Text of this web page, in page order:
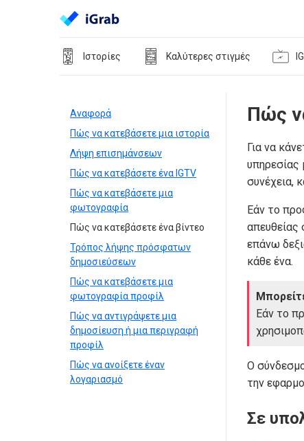
Ιστορίες Καλύτερες στιγμές
Αναφορά
Πώς να κατεβάσετε μια ιστορία
Λήψη επισημάνσεων
Πώς να κατεβάσετε ένα IGTV
Πώς να κατεβάσετε μια
φωτογραφία
Πώς να κατεβάσετε ένα βίντεο
Τρόπος λήψης πρόσφατων
δημοσιεύσεων
Πώς να κατεβάσετε μια
φωτογραφία προφίλ
Πώς να αντιγράψετε μια
δημοσίευση ή μια περιγραφή
προφίλ
Πώς να ανοίξετε έναν
λογαριασμό
Πώς
Για να
υπηρεσίας
συνέχεια,
Εάν το
απευθείας
επάνω
κάθε ένα.
Εάν το
Ο
την
Σε